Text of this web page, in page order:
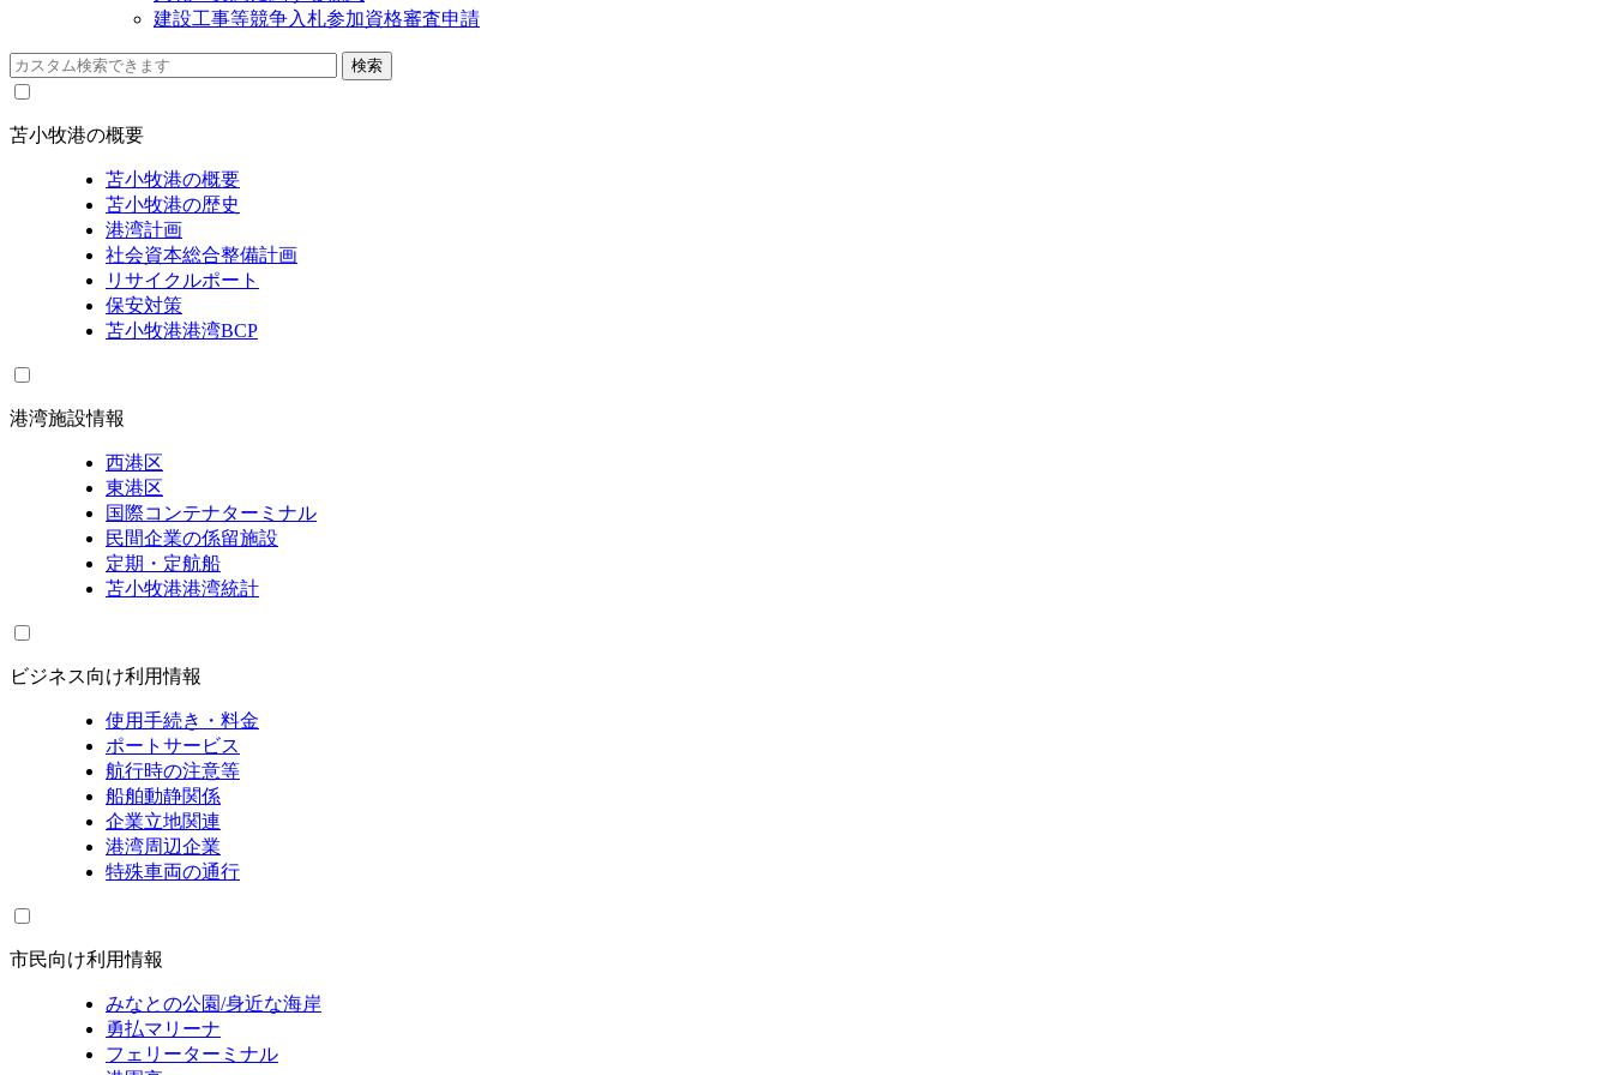
建設工事等競争入札参加資格審査申請
苫小牧港の概要
苫小牧港の概要
苫小牧港の歴史
港湾計画
社会資本総合整備計画
リサイクルポート
保安対策
苫小牧港港湾BCP
港湾施設情報
西港区
東港区
国際コンテナターミナル
民間企業の係留施設
定期・定航船
苫小牧港港湾統計
ビジネス向け利用情報
使用手続き・料金
ポートサービス
航行時の注意等
船舶動静関係
企業立地関連
港湾周辺企業
特殊車両の通行
市民向け利用情報
みなとの公園/身近な海岸
勇払マリーナ
フェリーターミナル